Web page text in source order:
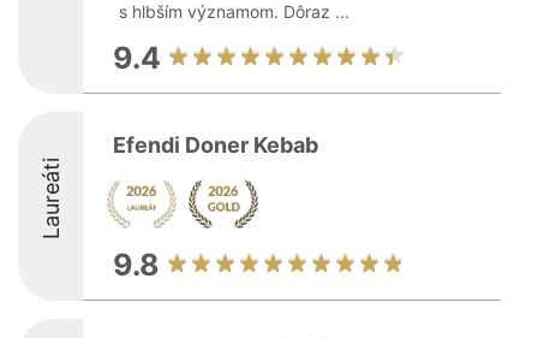
s hlbším významom. Dôraz ...
9.4
Laureáti
Efendi Doner Kebab
9.8